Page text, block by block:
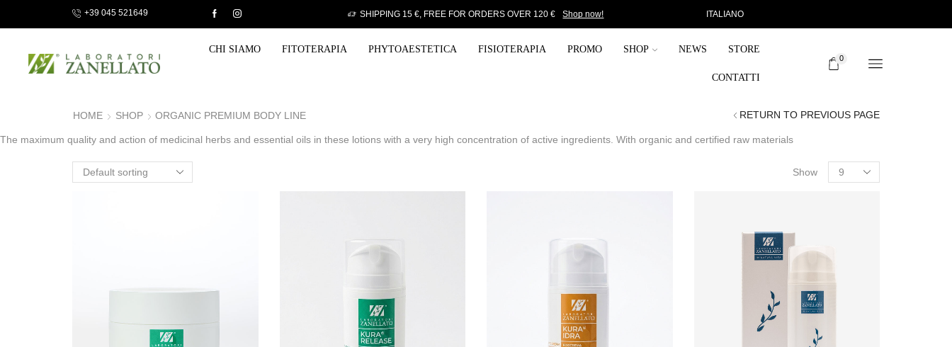
+39 045 521649
video-consultation with our Specialist. Send a request! SHIPPING 15 €, FREE FOR ORDERS OVER 120 € Shop now! ITALIANO
CHI SIAMO FITOTERAPIA PHYTOAESTETICA FISIOTERAPIA PROMO SHOP NEWS STORE
CONTATTI
0
HOME SHOP ORGANIC PREMIUM BODY LINE RETURN TO PREVIOUS PAGE
The maximum quality and action of medicinal herbs and essential oils in these lotions with a very high concentration of active ingredients. With organic and certified raw materials
Show